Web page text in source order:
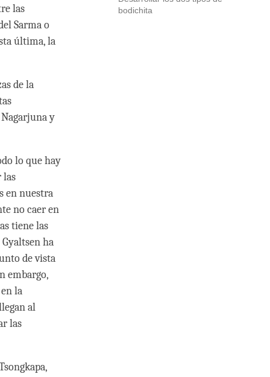
bodichita
las
Sarma o
última, la
de la
y
lo que hay
las
en nuestra
no caer en
tiene las
ha
de vista
embargo,
la
al
las